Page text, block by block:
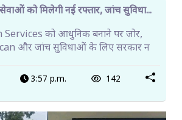
को मिलेगी नई रफ्तार, जांच सुविधा...
Services को आधुनिक बनाने पर जोर,
और जांच सुविधाओं के लिए सरकार न
3:57 p.m. 142